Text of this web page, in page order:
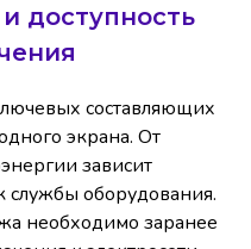
доступность
составляющих
экрана. От
зависит
службы оборудования.
необходимо заранее